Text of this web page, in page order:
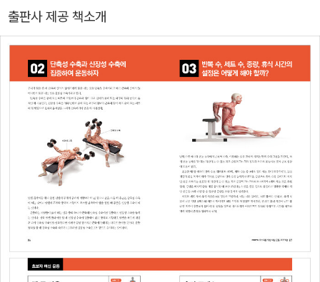
전공했다. 현재는 가톨릭대 보건대학원에서 인간공학 및 재활보건학
을 전공하면서 대학에서 강의를 하고 트레이너들을 교육하고 있다. 2
013~2014년 육군사관학교에서 웨이트 트레이닝 외래 강사를 직임
하였고 2014~2015년에는 국제 스포츠 박람회에 프리젠터로 참여
하였으며, TWIST SPORT CONDITIONING, TWISTER BAG
국제 마스터 트레이너로 교육을 담당하고 있다. 지은 책으로는《독한
것들의 진짜 운동법》, 《트레이너 강 코어 운동 가이드》가 있다.
출판사 제공 책소개